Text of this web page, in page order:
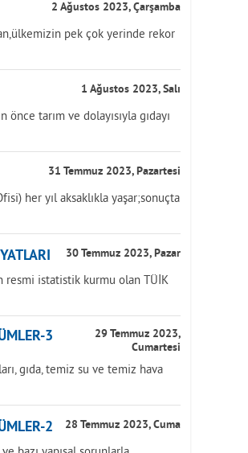
2 Ağustos 2023, Çarşamba
pek çok yerinde rekor
1 Ağustos 2023, Salı
tarım ve dolayısıyla gıdayı
31 Temmuz 2023, Pazartesi
her yıl aksaklıkla yaşar;sonuçta
30 Temmuz 2023, Pazar
resmi istatistik kurmu olan TÜİK
3
29 Temmuz 2023,
Cumartesi
gıda, temiz su ve temiz hava
2 28 Temmuz 2023, Cuma